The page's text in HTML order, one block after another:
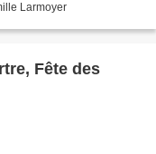
Larmoyer
Fête des